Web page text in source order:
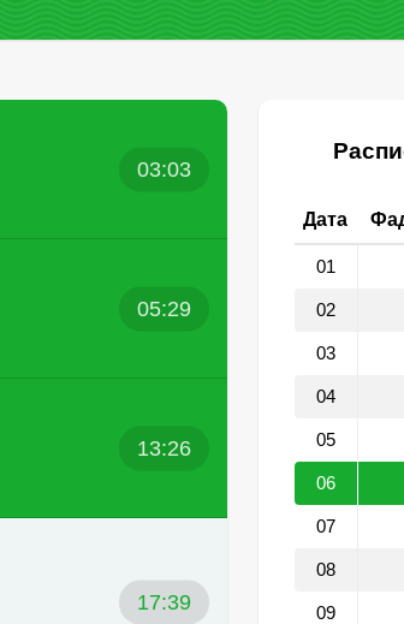
03:03
05:29
13:26
17:39
Дата
01
02
03
04
05
06
07
08
09